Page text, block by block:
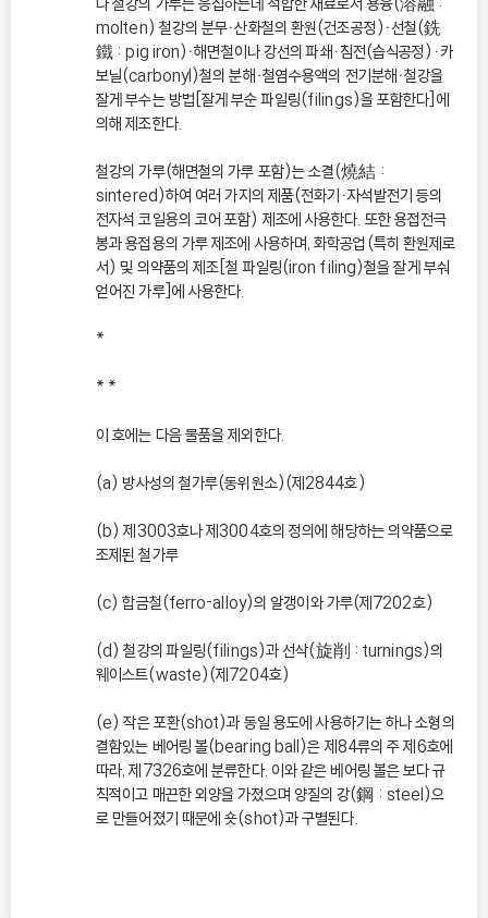
molten) 철강의 분무ㆍ산화철의 환원(건조공정)ㆍ선철(銑
鐵 : pig iron)ㆍ해면철이나 강선의 파쇄ㆍ침전(습식공정)ㆍ카
보닐(carbonyl)철의 분해ㆍ철염수용액의 전기분해ㆍ철강을
잘게 부수는 방법[잘게 부순 파일링(filings)을 포함한다]에
의해 제조한다.
철강의 가루(해면철의 가루 포함)는 소결(燒結 :
sintered)하여 여러 가지의 제품(전화기ㆍ자석발전기 등의
전자석 코일용의 코어 포함) 제조에 사용한다. 또한 용접전극
봉과 용접용의 가루 제조에 사용하며, 화학공업(특히 환원제로
서) 및 의약품의 제조[철 파일링(iron filing)철을 잘게 부숴
얻어진 가루]에 사용한다.
*
* *
이 호에는 다음 물품을 제외한다.
(a) 방사성의 철가루(동위원소)(제2844호)
(b) 제3003호나 제3004호의 정의에 해당하는 의약품으로
조제된 철가루
(c) 합금철(ferro-alloy)의 알갱이와 가루(제7202호)
(d) 철강의 파일링(filings)과 선삭(旋削 : turnings)의
웨이스트(waste)(제7204호)
(e) 작은 포환(shot)과 동일 용도에 사용하기는 하나 소형의
결함있는 베어링 볼(bearing ball)은 제84류의 주 제6호에
따라, 제7326호에 분류한다. 이와 같은 베어링 볼은 보다 규
칙적이고 매끈한 외양을 가졌으며 양질의 강(鋼 : steel)으
로 만들어졌기 때문에 숏(shot)과 구별된다.